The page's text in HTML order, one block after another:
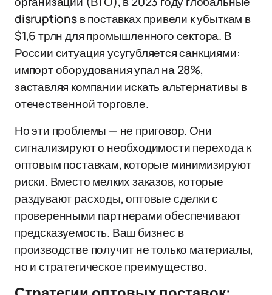
disruptions в поставках привели к убыткам в
$1,6 трлн для промышленного сектора. В
России ситуация усугубляется санкциями:
импорт оборудования упал на 28%,
заставляя компании искать альтернативы в
отечественной торговле.
Но эти проблемы — не приговор. Они
сигнализируют о необходимости перехода к
оптовым поставкам, которые минимизируют
риски. Вместо мелких заказов, которые
раздувают расходы, оптовые сделки с
проверенными партнерами обеспечивают
предсказуемость. Ваш бизнес в
производстве получит не только материалы,
но и стратегическое преимущество.